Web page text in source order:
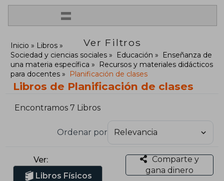
=
Ver Filtros
Inicio
Libros
Sociedad y ciencias sociales
Educación
Enseñanza de
una materia específica
Recursos y materiales didácticos
para docentes
Planificación de clases
Libros de Planificación de clases
Encontramos 7 Libros
Ordenar por
Ver:
Libros Físicos
Comparte y
gana dinero